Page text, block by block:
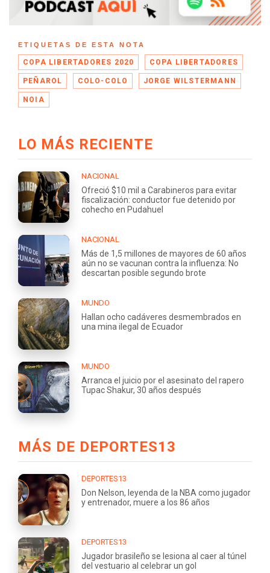
ETIQUETAS DE ESTA NOTA
COPA LIBERTADORES 2020 COPA LIBERTADORES
PEÑAROL COLO-COLO JORGE WILSTERMANN
NOIA
LO MÁS RECIENTE
NACIONAL
Ofreció $10 mil a Carabineros para evitar
fiscalización: conductor fue detenido por
cohecho en Pudahuel
NACIONAL
Más de 1,5 millones de mayores de 60 años
aún no se vacunan contra la influenza: No
descartan posible segundo brote
MUNDO
Hallan ocho cadáveres desmembrados en
una mina ilegal de Ecuador
MUNDO
Arranca el juicio por el asesinato del rapero
Tupac Shakur, 30 años después
MÁS DE DEPORTES13
DEPORTES13
Don Nelson, leyenda de la NBA como jugador
y entrenador, muere a los 86 años
DEPORTES13
Jugador brasileño se lesiona al caer al túnel
del vestuario al celebrar un gol